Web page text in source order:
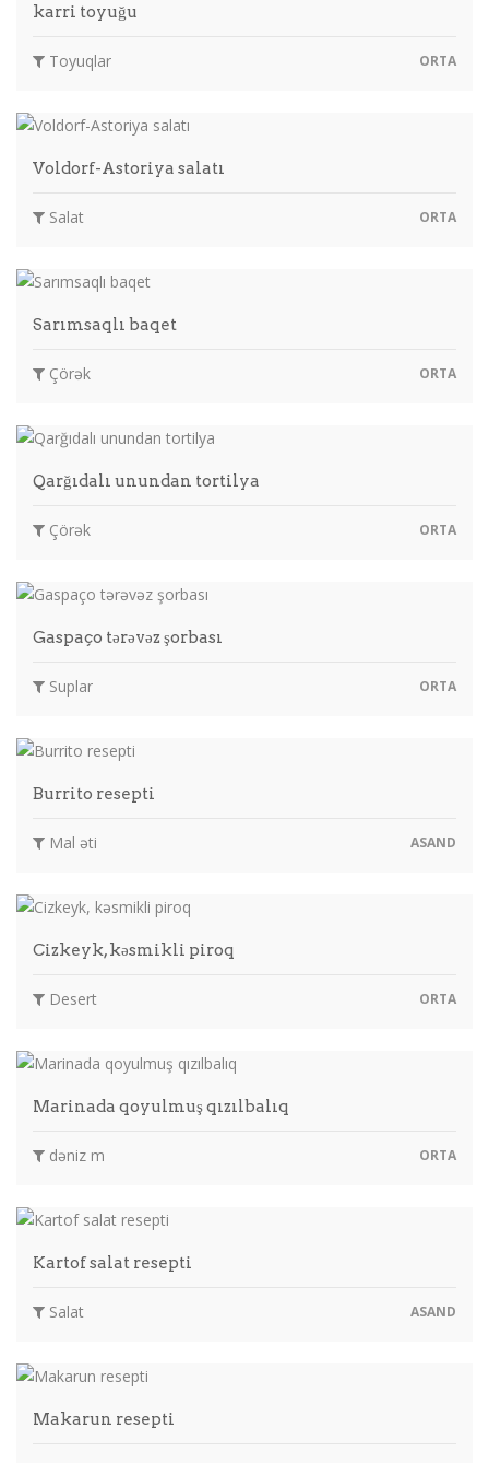
karri toyuğu
Toyuqlar ORTA
Voldorf-Astoriya salatı
Salat ORTA
Sarımsaqlı baqet
Çörək ORTA
Qarğıdalı unundan tortilya
Çörək ORTA
Gaspaço tərəvəz şorbası
Suplar ORTA
Burrito resepti
Mal əti ASAND
Cizkeyk, kəsmikli piroq
Desert ORTA
Marinada qoyulmuş qızılbalıq
dəniz m ORTA
Kartof salat resepti
Salat ASAND
Makarun resepti